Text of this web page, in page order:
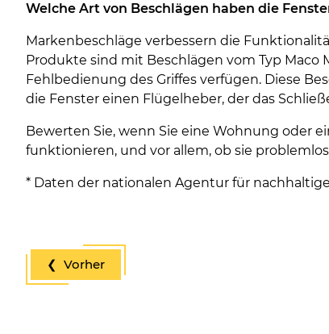
Welche Art von Beschlägen haben die
Markenbeschläge verbessern die
Produkte sind mit Beschlägen vom Typ Maco
Fehlbedienung des Griffes verfügen. Diese
die Fenster einen Flügelheber, der das
Bewerten Sie, wenn Sie eine Wohnung oder
funktionieren, und vor allem, ob sie
* Daten der nationalen Agentur für
❮ Vorher